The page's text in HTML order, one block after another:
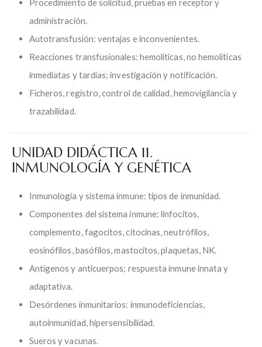
Procedimiento de solicitud, pruebas en receptor y
administración.
Autotransfusión: ventajas e inconvenientes.
Reacciones transfusionales: hemolíticas, no hemolíticas
inmediatas y tardías; investigación y notificación.
Ficheros, registro, control de calidad, hemovigilancia y
trazabilidad.
UNIDAD DIDÁCTICA 11.
INMUNOLOGÍA Y GENÉTICA
Inmunología y sistema inmune: tipos de inmunidad.
Componentes del sistema inmune: linfocitos,
complemento, fagocitos, citocinas, neutrófilos,
eosinófilos, basófilos, mastocitos, plaquetas, NK.
Antígenos y anticuerpos; respuesta inmune innata y
adaptativa.
Desórdenes inmunitarios: inmunodeficiencias,
autoinmunidad, hipersensibilidad.
Sueros y vacunas.